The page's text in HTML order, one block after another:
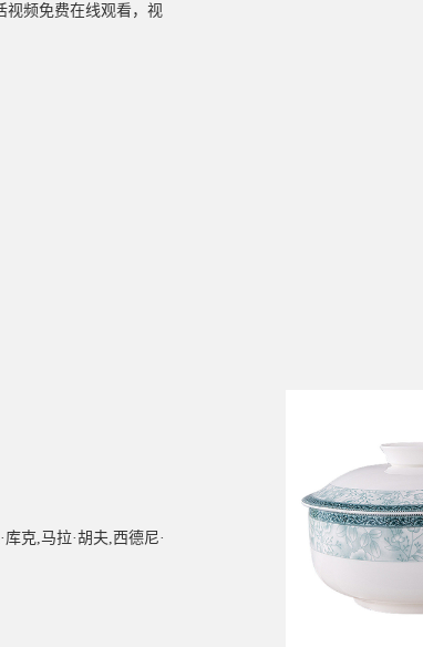
频免费在线观看，视
克,马拉·胡夫,西德尼·